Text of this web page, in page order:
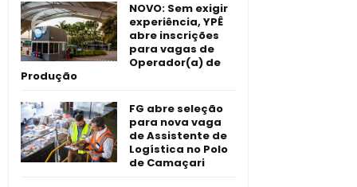
NOVO: Sem exigir
experiência, YPÊ
abre inscrições
para vagas de
Operador(a) de
Produção
FG abre seleção
para nova vaga
de Assistente de
Logística no Polo
de Camaçari